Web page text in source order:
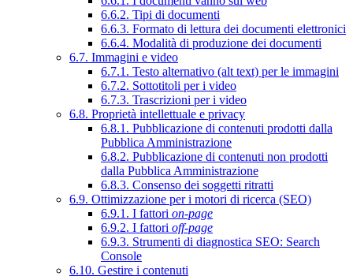
6.6.2. Tipi di documenti
6.6.3. Formato di lettura dei documenti elettronici
6.6.4. Modalità di produzione dei documenti
6.7. Immagini e video
6.7.1. Testo alternativo (alt text) per le immagini
6.7.2. Sottotitoli per i video
6.7.3. Trascrizioni per i video
6.8. Proprietà intellettuale e privacy
6.8.1. Pubblicazione di contenuti prodotti dalla
Pubblica Amministrazione
6.8.2. Pubblicazione di contenuti non prodotti
dalla Pubblica Amministrazione
6.8.3. Consenso dei soggetti ritratti
6.9. Ottimizzazione per i motori di ricerca (SEO)
6.9.1. I fattori on-page
6.9.2. I fattori off-page
6.9.3. Strumenti di diagnostica SEO: Search
Console
6.10. Gestire i contenuti